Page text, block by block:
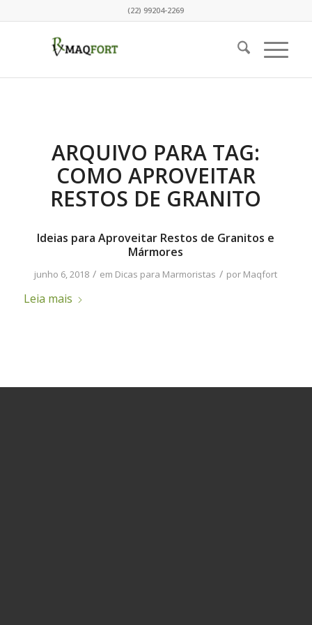
(22) 99204-2269
ARQUIVO PARA TAG:
COMO APROVEITAR
RESTOS DE GRANITO
Ideias para Aproveitar Restos de Granitos e
Mármores
junho 6, 2018 / em Dicas para Marmoristas / por Maqfort
Leia mais